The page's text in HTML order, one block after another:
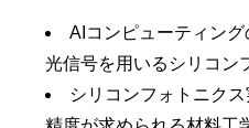
AIコンピューティング
光信号を用いるシリコン
シリコンフォトニク